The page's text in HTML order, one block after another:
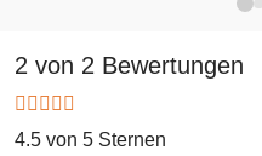
leckeres Gebäck für
werden kann. Die
Einhorn ist das perfekte
Fabelwesen mit persönlicher
2 von 2 Bewertungen
4.5 von 5 Sternen